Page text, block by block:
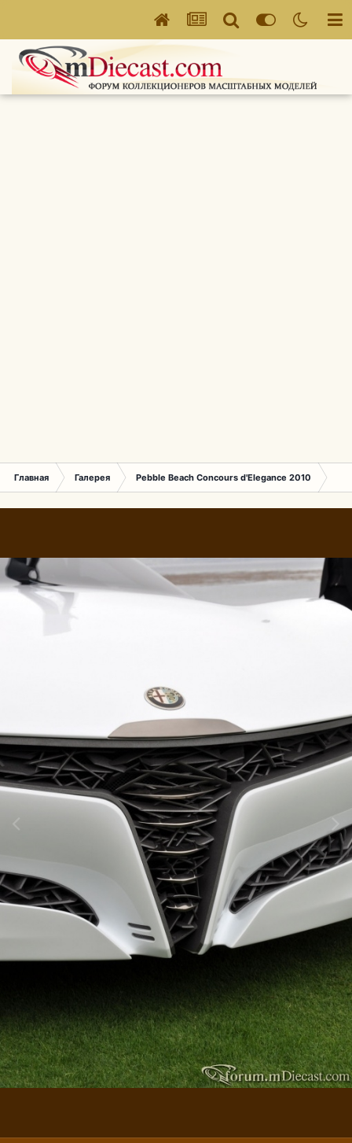
Главная Галерея Pebble Beach Concours d'Elegance 2010